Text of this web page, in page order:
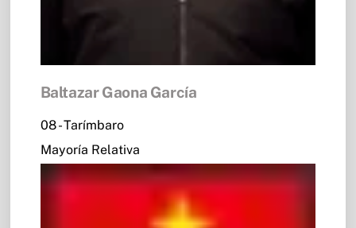
Baltazar Gaona García
08 - Tarímbaro
Mayoría Relativa